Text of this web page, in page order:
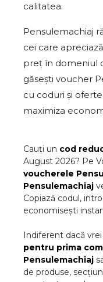
calitatea.
Pensulemachiaj
cei care
preț în domeniul
găsești voucher
cu coduri și
maximiza
Cauți un cod
August 2026? Pe
voucherele
Pensulemachiaj
Copiază codul,
economisești
Indiferent dacă
pentru prima
Pensulemachiaj
de produse,